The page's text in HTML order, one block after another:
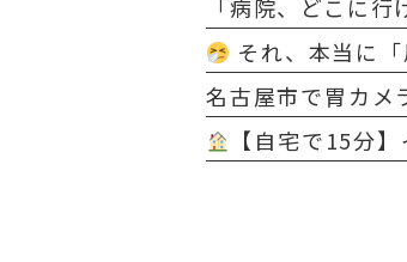
それ、本当に「風邪」ですか？〜冬の長引く鼻・のどの不調は“隠れ花粉
【自宅で15分】インフル＆コロナ 同時判定 医療用抗原キット 販売開始